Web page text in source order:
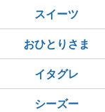
スイーツ
おひとりさま
イタグレ
シーズー